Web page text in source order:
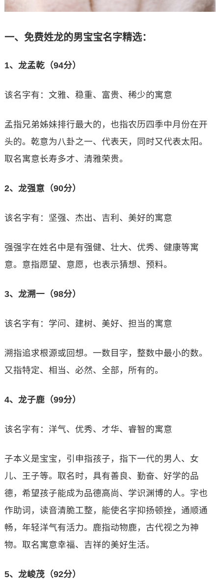
一、免费姓龙的男宝宝名字精选：
1、龙孟乾（94分）
该名字有：文雅、稳重、富贵、稀少的寓意
孟指兄弟姊妹排行最大的，也指农历四季中月份在开
头的。乾意为八卦之一、代表天，同时又代表太阳。
取名寓意长寿多才、清雅荣贵。
2、龙强意（90分）
该名字有：坚强、杰出、吉利、美好的寓意
强强字在姓名中是有强健、壮大、优秀、健康等寓
意。意指愿望、意愿，也表示猜想、预料。
3、龙溯一（98分）
该名字有：学问、建树、美好、担当的寓意
溯指追求根源或回想。一数目字，整数中最小的数。
又指特定、相当、必然、全部，所有的。
4、龙子鹿（99分）
该名字有：洋气、优秀、才华、睿智的寓意
子本义是宝宝，引申指孩子，指下一代的男人、女
儿、王子等。取名时，具有善良、勤奋、好学的品
德，希望孩子能成为品德高尚、学识渊博的人。字也
作助词，读音清脆工整，能使名字抑扬顿挫，通顺通
畅，年轻洋气有活力。鹿指动物鹿，古代视之为神
物。取名寓意幸福、吉祥的美好生活。
5、龙峻茂（92分）